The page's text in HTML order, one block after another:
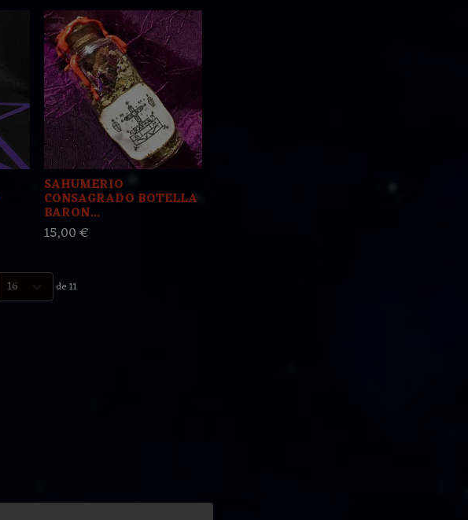
SAHUMERIO
CONSAGRADO BOTELLA
BARON...
15,00 €
de 11